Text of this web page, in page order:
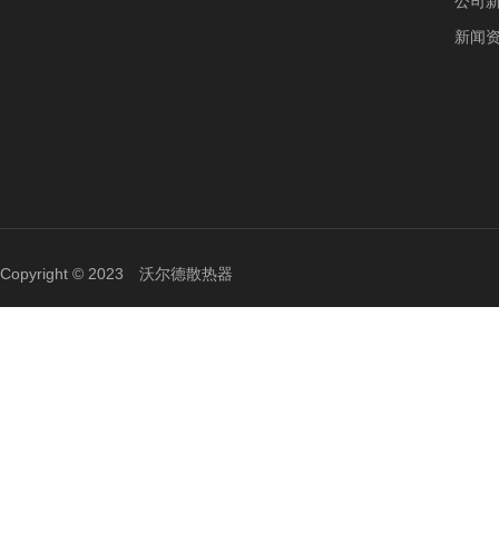
新闻
Copyright © 2023 沃尔德散热器